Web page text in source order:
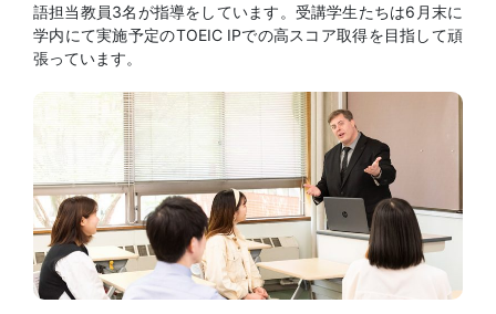
語担当教員3名が指導をしています。受講学生たちは6月末に
学内にて実施予定のTOEIC IPでの高スコア取得を目指して頑
張っています。